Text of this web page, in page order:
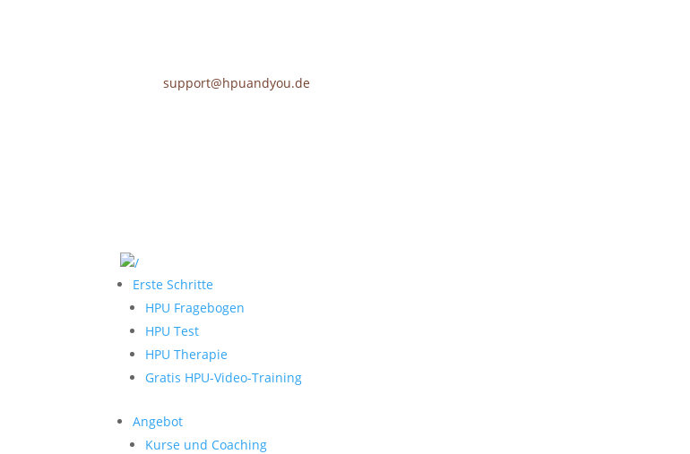
support@hpuandyou.de
Erste Schritte
HPU Fragebogen
HPU Test
HPU Therapie
Gratis HPU-Video-Training
Angebot
Kurse und Coaching